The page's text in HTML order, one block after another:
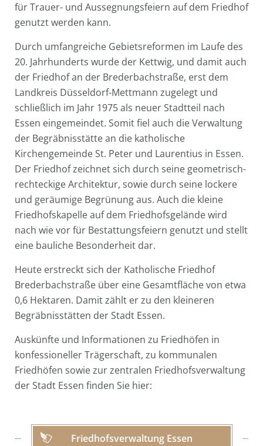
für Trauer- und Aussegnungsfeiern auf dem Friedhof
genutzt werden kann.
Durch umfangreiche Gebietsreformen im Laufe des
20. Jahrhunderts wurde der Kettwig, und damit auch
der Friedhof an der Brederbachstraße, erst dem
Landkreis Düsseldorf-Mettmann zugelegt und
schließlich im Jahr 1975 als neuer Stadtteil nach
Essen eingemeindet. Somit fiel auch die Verwaltung
der Begräbnisstätte an die katholische
Kirchengemeinde St. Peter und Laurentius in Essen.
Der Friedhof zeichnet sich durch seine geometrisch-
rechteckige Architektur, sowie durch seine lockere
und geräumige Begrünung aus. Auch die kleine
Friedhofskapelle auf dem Friedhofsgelände wird
nach wie vor für Bestattungsfeiern genutzt und stellt
eine bauliche Besonderheit dar.
Heute erstreckt sich der Katholische Friedhof
Brederbachstraße über eine Gesamtfläche von etwa
0,6 Hektaren. Damit zählt er zu den kleineren
Begräbnisstätten der Stadt Essen.
Auskünfte und Informationen zu Friedhöfen in
konfessioneller Trägerschaft, zu kommunalen
Friedhöfen sowie zur zentralen Friedhofsverwaltung
der Stadt Essen finden Sie hier:
Friedhofsverwaltung Essen